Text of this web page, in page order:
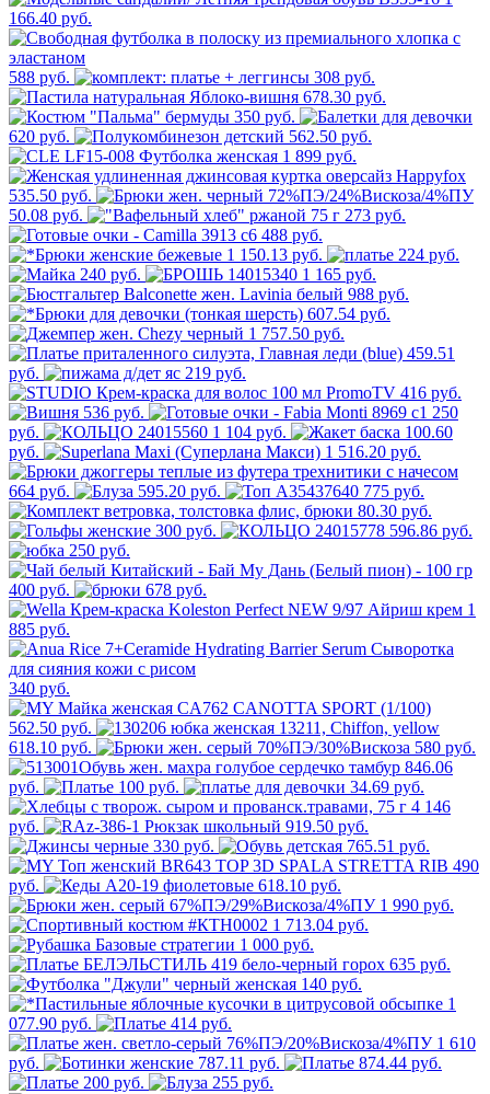
166.40 руб.
588 руб.
308 руб.
678.30 руб.
350 руб.
620 руб.
562.50 руб.
1 899 руб.
535.50 руб.
50.08 руб.
273 руб.
488 руб.
1 150.13 руб.
224 руб.
240 руб.
1 165 руб.
988 руб.
607.54 руб.
1 757.50 руб.
459.51
руб.
219 руб.
416 руб.
536 руб.
250
руб.
1 104 руб.
100.60
руб.
1 516.20 руб.
664 руб. 595.20 руб.
775 руб.
80.30 руб.
300 руб.
596.86 руб.
250 руб.
400 руб.
678 руб.
1
885 руб.
340 руб.
562.50 руб.
618.10 руб.
580 руб.
846.06
руб.
100 руб.
34.69 руб.
4 146
руб.
919.50 руб.
330 руб.
765.51 руб.
490
руб.
618.10 руб.
1 990 руб.
1 713.04 руб.
1 000 руб.
635 руб.
140 руб.
1
077.90 руб.
414 руб.
1 610
руб.
787.11 руб.
874.44 руб.
200 руб.
255 руб.